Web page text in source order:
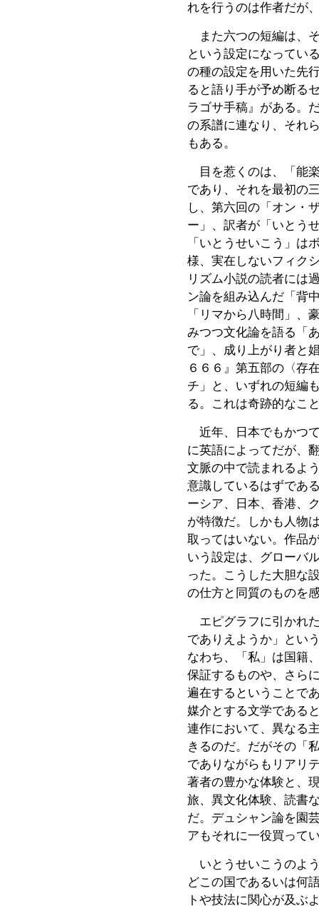
れを行うのは作者だが
また六つの短編は、
という設定になってい
の種の設定を用いた先
ると語り手が予め断る
ラゴサ手稿』がある。
の系譜に連なり、それ
もある。
目を惹くのは、「能
であり、それを最初の
し、第六回の「オン・
ー」、訳者が「いとう
「いとうせいこう」は
様、実在しないフィク
リズム小説の読者には
ン論を組み込んだ「背
「リマから八時間」、
みつつ文化論を語る「
で」、成り上がり者と
６６６』第五部の〈存
チ」と、いずれの短編
る。これは奇跡的なこ
近年、日本でもかつ
に英語によってだが、
文脈の中で読まれるよ
意識しているはずであ
ーシア、日本、香港、
が特徴だ。しかも人物
取ってはいない。作品
いう設定は、グローバ
った。こうした大胆な
の仕方と同質のものを
エピグラフに引かれ
でありえようか」とい
なわち、「私」は国籍
保証するものや、さら
遍在するということで
媒介とする文学である
連作において、異なる
きるのだ。だがその「
でありながらもリアリ
著者の豊かな体験と、
旅、異文化体験、読書
だ。デュシャン論を園
アもそれに一役買って
いとうせいこうのよ
どこの国であるいは何
トや技法に関心が及ぶ